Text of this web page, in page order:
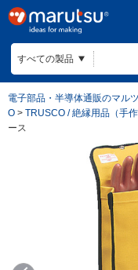
電子部品・半導体通販のマル
O > TRUSCO / 絶縁用品（手作
ース